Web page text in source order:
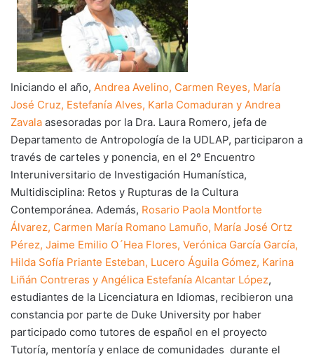
Iniciando el año, Andrea Avelino, Carmen Reyes, María
José Cruz, Estefanía Alves, Karla Comaduran y Andrea
Zavala asesoradas por la Dra. Laura Romero, jefa de
Departamento de Antropología de la UDLAP, participaron a
través de carteles y ponencia, en el 2º Encuentro
Interuniversitario de Investigación Humanística,
Multidisciplina: Retos y Rupturas de la Cultura
Contemporánea. Además, Rosario Paola Montforte
Álvarez, Carmen María Romano Lamuño, María José Ortz
Pérez, Jaime Emilio O´Hea Flores, Verónica García García,
Hilda Sofía Priante Esteban, Lucero Águila Gómez, Karina
Liñán Contreras y Angélica Estefanía Alcantar López,
estudiantes de la Licenciatura en Idiomas, recibieron una
constancia por parte de Duke University por haber
participado como tutores de español en el proyecto
Tutoría, mentoría y enlace de comunidades durante el